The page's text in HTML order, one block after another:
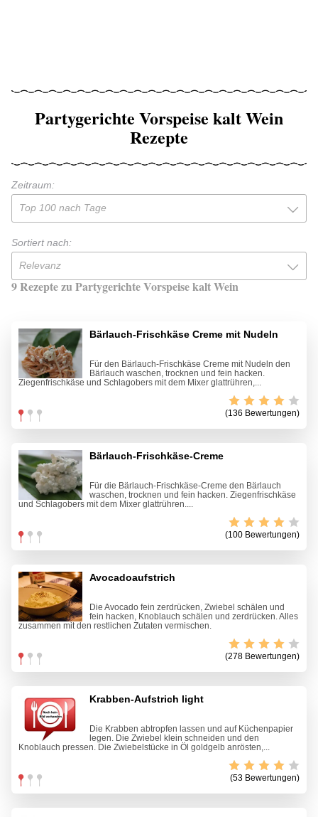
Partygerichte Vorspeise kalt Wein
Rezepte
Zeitraum:
Top 100 nach Tage
Sortiert nach:
Relevanz
9 Rezepte zu Partygerichte Vorspeise kalt Wein
Bärlauch-Frischkäse Creme mit Nudeln
Für den Bärlauch-Frischkäse Creme mit Nudeln den
Bärlauch waschen, trocknen und fein hacken.
Ziegenfrischkäse und Schlagobers mit dem Mixer glattrühren,...
(136 Bewertungen)
Bärlauch-Frischkäse-Creme
Für die Bärlauch-Frischkäse-Creme den Bärlauch
waschen, trocknen und fein hacken. Ziegenfrischkäse
und Schlagobers mit dem Mixer glattrühren....
(100 Bewertungen)
Avocadoaufstrich
Die Avocado fein zerdrücken, Zwiebel schälen und
fein hacken, Knoblauch schälen und zerdrücken. Alles
zusammen mit den restlichen Zutaten vermischen.
(278 Bewertungen)
Krabben-Aufstrich light
Die Krabben abtropfen lassen und auf Küchenpapier
legen. Die Zwiebel klein schneiden und den
Knoblauch pressen. Die Zwiebelstücke in Öl goldgelb anrösten,...
(53 Bewertungen)